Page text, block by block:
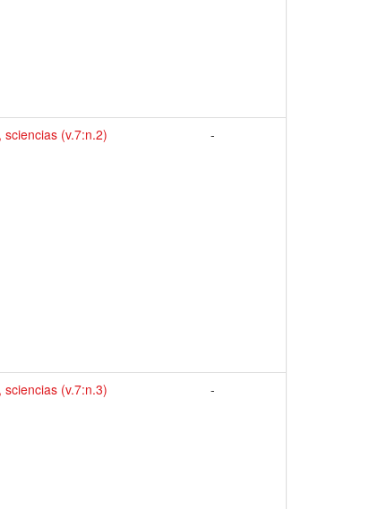
(v.7:n.2) -
(v.7:n.3) -